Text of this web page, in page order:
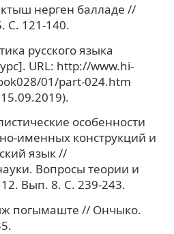
нерген балладе //
С. 121-140.
русского языка
URL: http://www.hi-
01/part-024.htm
особенности
именных конструкций и
язык //
Вопросы теории и
Вып. 8. C. 239-243.
погымаште // Ончыко.